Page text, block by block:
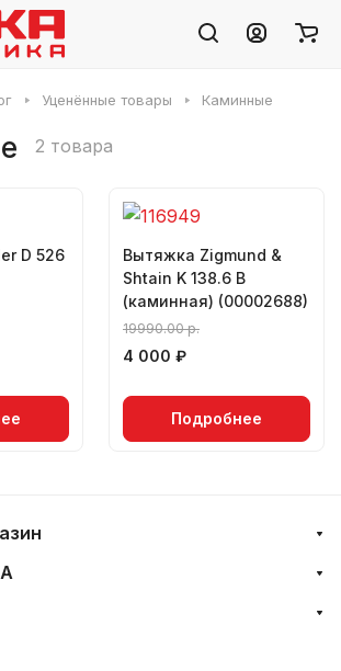
Уценённые товары Каминные
2 товара
D 526
Вытяжка Zigmund &
Shtain K 138.6 B
(каминная) (00002688)
19990.00 р.
4 000 ₽
Подробнее